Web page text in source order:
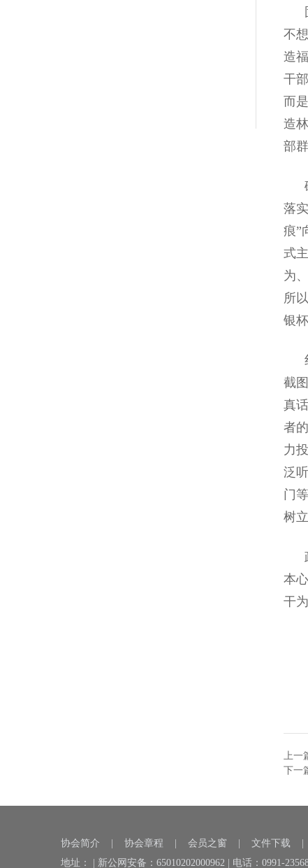
固
不
造
干
而
造
部
破
落
痕”
式
为
所
银
纠
截
真
者
力
泛
门
树
政
本
干
（
上一
下一
协会简介 协会章程 会员之窗 文件下载
地址： | 新公网安备：65010202000962 | 电话：0991-